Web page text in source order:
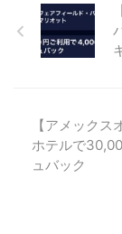
【アメック
ホテルで
ュバック